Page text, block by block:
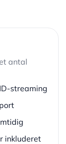
antal
streaming
inkluderet